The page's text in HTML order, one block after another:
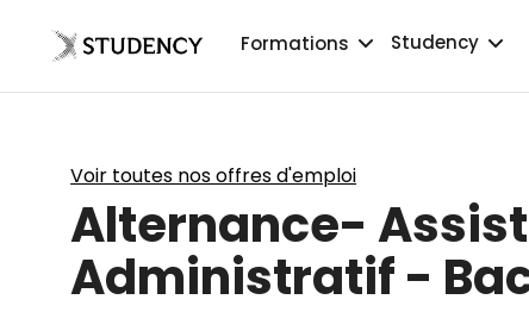
Formations Studency
Voir toutes nos offres d'emploi
Alternance-
Administratif - Bac